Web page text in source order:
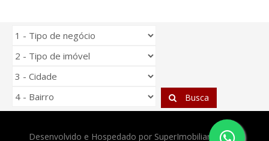
Busca
Desenvolvido e Hospedado por SuperImobiliarias.com